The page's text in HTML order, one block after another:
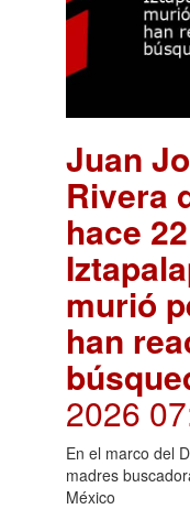
Juan
Rivera
hace
murió
han
2026
En el marco del
madres
México